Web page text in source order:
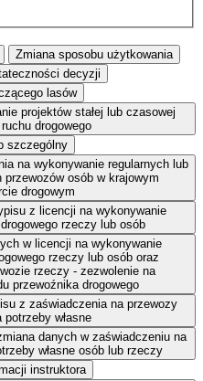
Zmiana sposobu użytkowania
decyzji
lasów
projektów stałej lub czasowej
drogowego
szczególny
na wykonywanie regularnych lub
osób w krajowym
drogowym
z licencji na wykonywanie
rzeczy lub osób
w licencji na wykonywanie
rzeczy lub osób oraz
rzeczy - zezwolenie na
przewoźnika drogowego
z zaświadczenia na przewozy
potrzeby własne
danych w zaświadczeniu na
własne osób lub rzeczy
instruktora